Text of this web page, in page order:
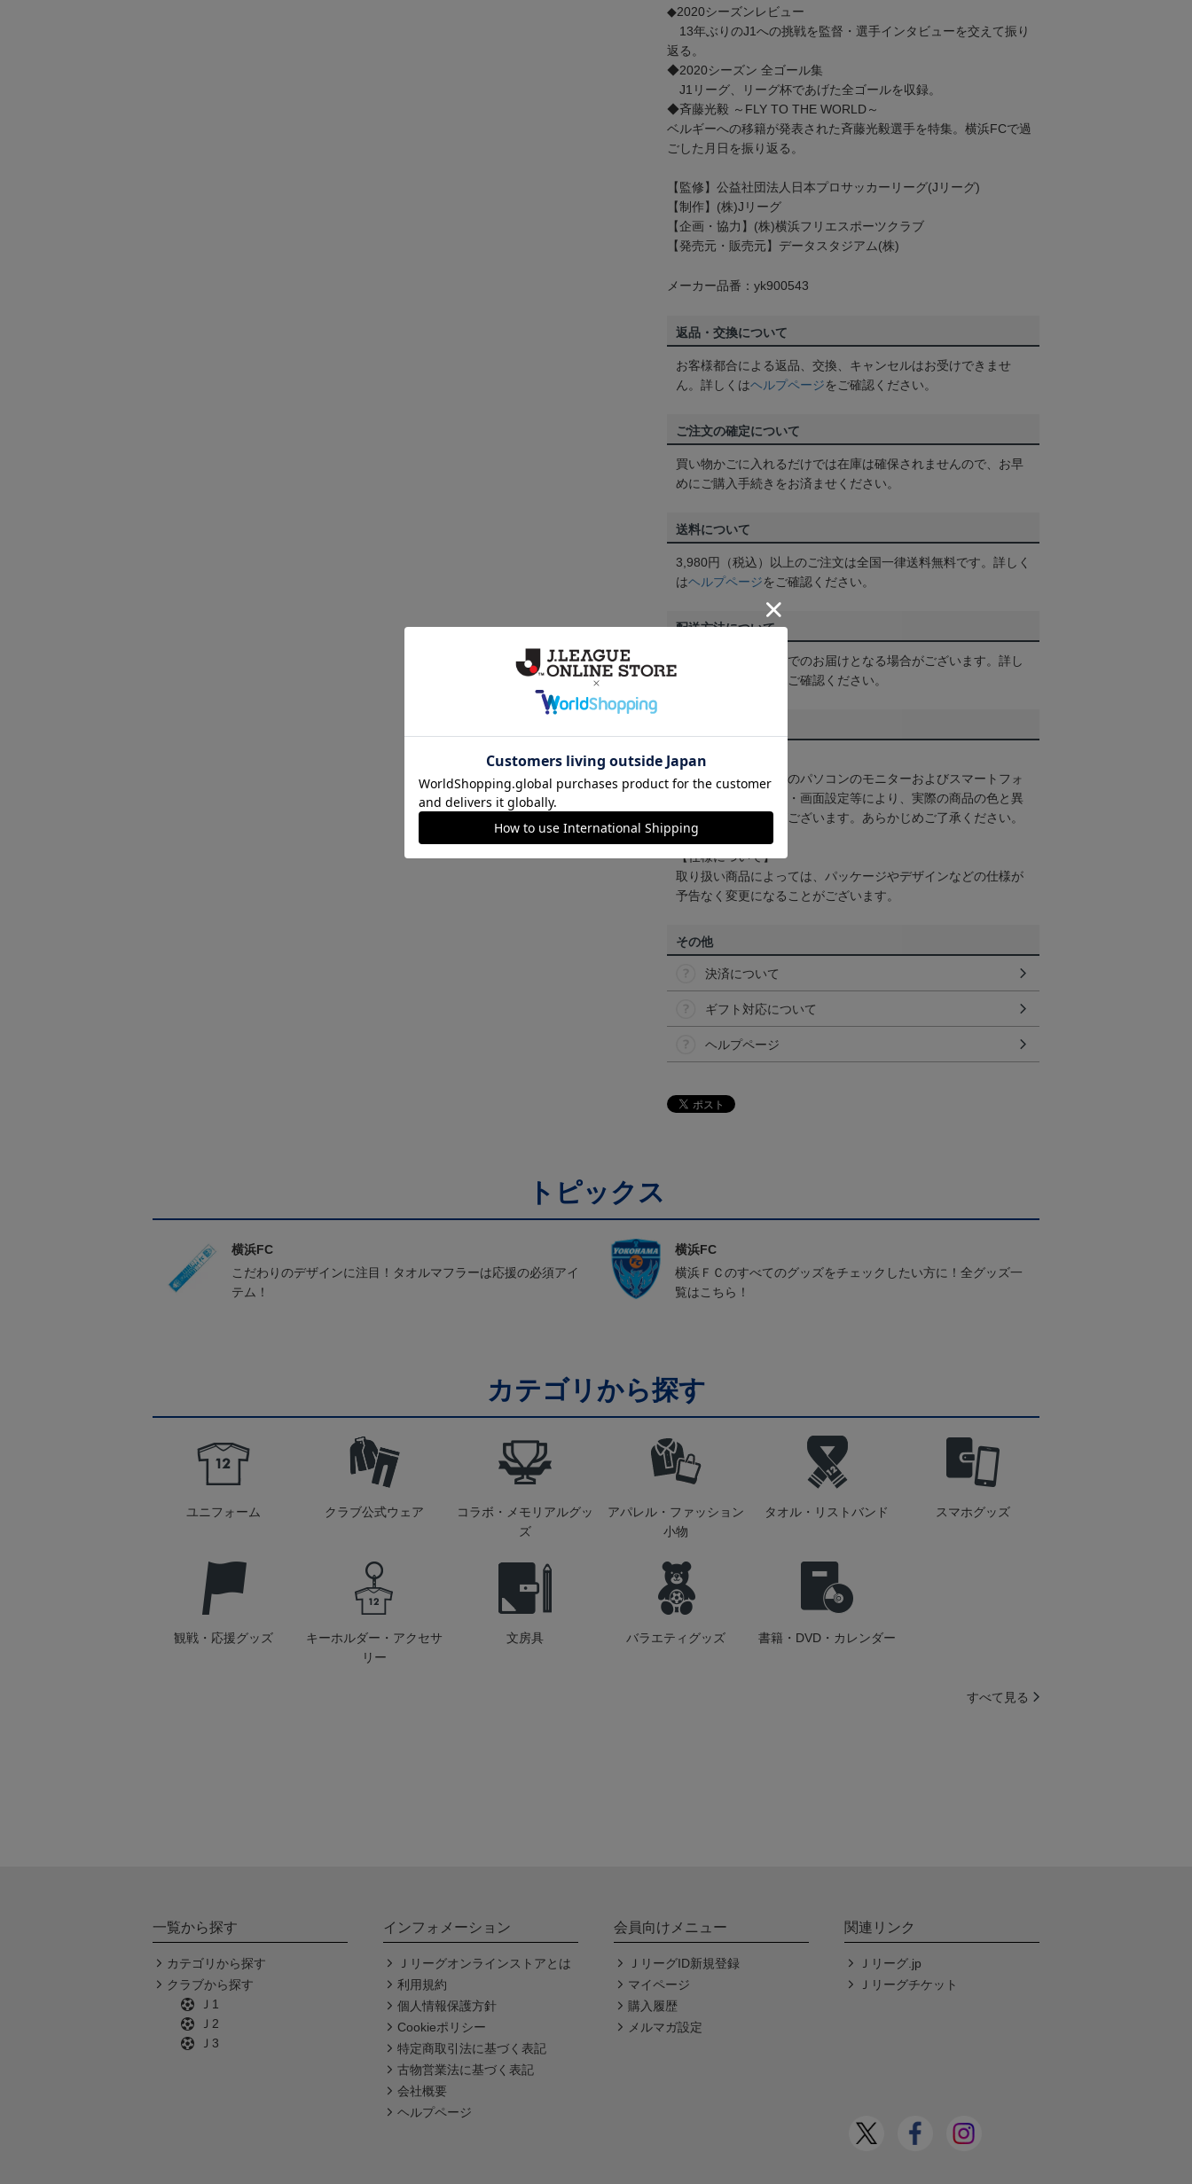
◆2020シーズンレビュー
13年ぶりのJ1への挑戦を監督・選手インタビューを交えて振り
返る。
◆2020シーズン 全ゴール集
J1リーグ、リーグ杯であげた全ゴールを収録。
◆斉藤光毅 ～FLY TO THE WORLD～
ベルギーへの移籍が発表された斉藤光毅選手を特集。横浜FCで過
ごした月日を振り返る。
【監修】公益社団法人日本プロサッカーリーグ(Jリーグ)
【制作】(株)Jリーグ
【企画・協力】(株)横浜フリエスポーツクラブ
【発売元・販売元】データスタジアム(株)
メーカー品番：yk900543
返品・交換について
お客様都合による返品、交換、キャンセルはお受けできませ
ん。詳しくはヘルプページをご確認ください。
ご注文の確定について
買い物かごに入れるだけでは在庫は確保されませんので、お早
めにご購入手続きをお済ませください。
送料について
3,980円（税込）以上のご注文は全国一律送料無料です。詳しく
はヘルプページをご確認ください。
配送方法について
一部商品はメール便でのお届けとなる場合がございます。詳し
くは
をご確認ください。
【カラーについて】
商品画像は、お使いのパソコンのモニターおよびスマートフォ
ンのメーカー・機種・画面設定等により、実際の商品の色と異
なって見える場合がございます。あらかじめご了承ください。
【仕様について】
取り扱い商品によっては、パッケージやデザインなどの仕様が
予告なく変更になることがございます。
その他
決済について
ギフト対応について
ヘルプページ
トピックス
横浜FC
こだわりのデザインに注目！タオルマフラーは応援の必須アイ
テム！
横浜FC
横浜ＦＣのすべてのグッズをチェックしたい方に！全グッズ一
覧はこちら！
カテゴリから探す
ユニフォーム クラブ公式ウェア
コラボ・メモリアルグッ
ズ
アパレル・ファッション
小物
タオル・リストバンド スマホグッズ
観戦・応援グッズ
キーホルダー・アクセサ
リー
文房具 バラエティグッズ 書籍・DVD・カレンダー
すべて見る
一覧から探す
カテゴリから探す
クラブから探す
Ｊ1
Ｊ2
Ｊ3
インフォメーション
Ｊリーグオンラインストアとは
利用規約
個人情報保護方針
Cookieポリシー
特定商取引法に基づく表記
古物営業法に基づく表記
会社概要
ヘルプページ
会員向けメニュー
ＪリーグID新規登録
マイページ
購入履歴
メルマガ設定
関連リンク
Ｊリーグ.jp
Ｊリーグチケット